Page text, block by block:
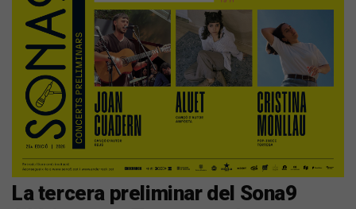
La tercera preliminar del Sona9